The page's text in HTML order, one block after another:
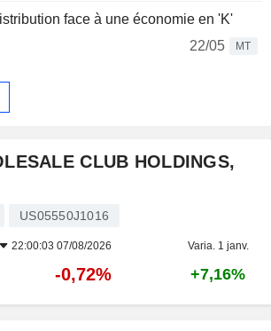
face à une économie en 'K'
22/05
MT
CLUB HOLDINGS,
US05550J1016
22:00:03 07/08/2026 Varia. 1 janv.
-0,72% +7,16%